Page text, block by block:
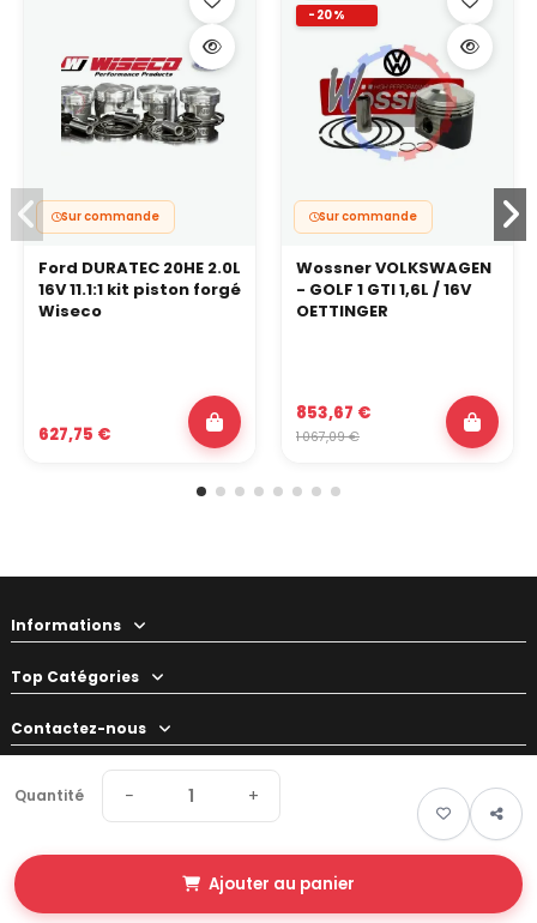
Quantité − +
Ajouter au panier
Sur commande
Ford DURATEC 20HE 2.0L
16V 11.1:1 kit piston forgé
Wiseco
627,75 €
-20%
Sur commande
Wossner VOLKSWAGEN
- GOLF 1 GTI 1,6L / 16V
OETTINGER
853,67 €
1 067,09 €
Informations
Top Catégories
Contactez-nous
Votre préparateur
© 2026 Swapland - Tous droits réservés • Made by